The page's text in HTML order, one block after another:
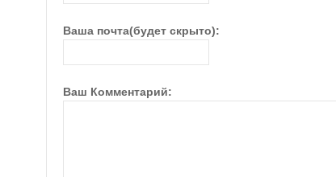
Ваша почта(будет скрыто):
Ваш Комментарий: